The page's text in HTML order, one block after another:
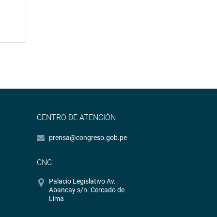
CENTRO DE ATENCIÓN
prensa@congreso.gob.pe
CNC
Palacio Legislativo Av.
Abancay s/n. Cercado de
Lima